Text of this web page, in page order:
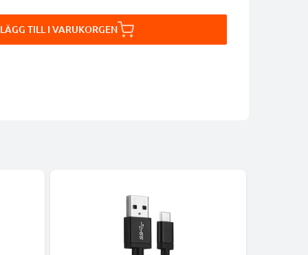
LÄGG TILL I VARUKORGEN